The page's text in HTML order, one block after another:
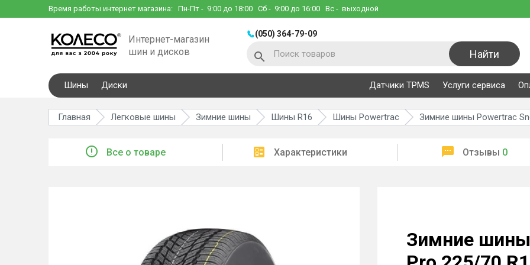
Время работы интернет магазина: Пн-Пт - 9:00 до 18:00 Сб - 9:00 до 16:00 Вс - выходной
Интернет-магазин
шин и дисков
(050) 364-79-09
Найти
Шины Диски Датчики TPMS Услуги сервиса
Главная Легковые шины Зимние шины Шины R16 Шины Powertrac Зимние шины Powertrac
Все о товаре Характеристики Отзывы 0
Зимние